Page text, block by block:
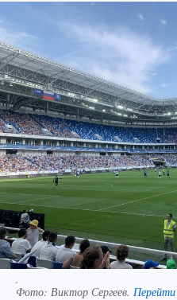
.
Фото: Виктор Сергеев.